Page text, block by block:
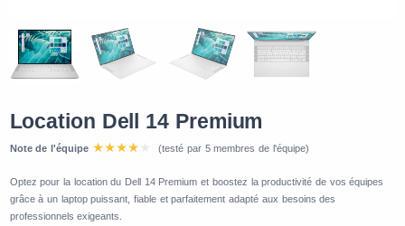
Location Dell 14 Premium
Note de l'équipe (testé par 5 membres de l'équipe)
Optez pour la location du Dell 14 Premium et boostez la productivité de vos équipes
grâce à un laptop puissant, fiable et parfaitement adapté aux besoins des
professionnels exigeants.